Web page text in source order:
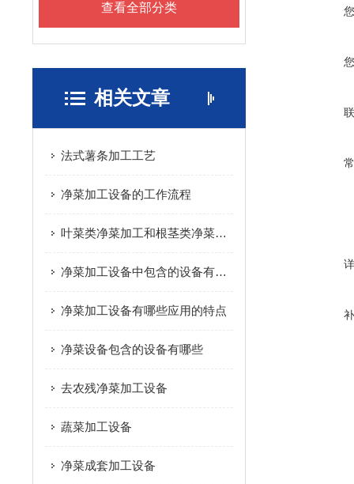
查看全部分类
相关文章
法式薯条加工工艺
净菜加工设备的工作流程
叶菜类净菜加工和根茎类净菜加工这个两种模式的区别是什么？
净菜加工设备中包含的设备有哪些
净菜加工设备有哪些应用的特点
净菜设备包含的设备有哪些
去农残净菜加工设备
蔬菜加工设备
净菜成套加工设备